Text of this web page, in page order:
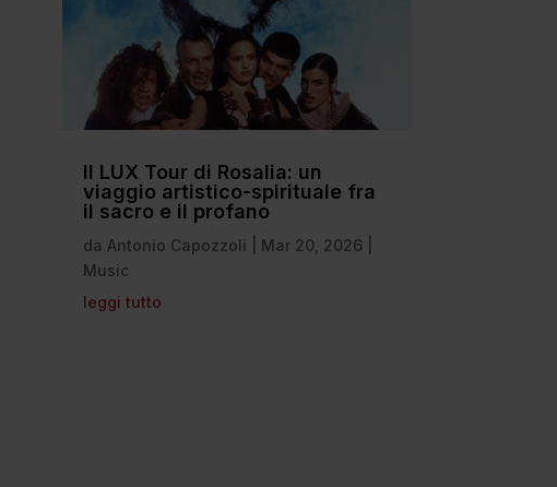
Il LUX Tour di Rosalia: un
viaggio artistico-spirituale fra
il sacro e il profano
da Antonio Capozzoli Mar 20, 2026
Music
leggi tutto